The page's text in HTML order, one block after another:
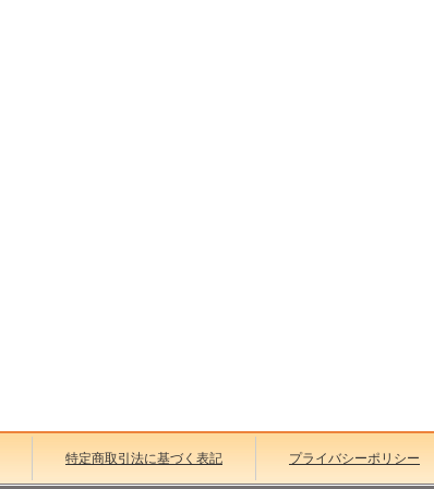
特定商取引法に基づく表記 プライバシーポリシー